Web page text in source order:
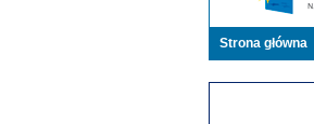
Strona główna